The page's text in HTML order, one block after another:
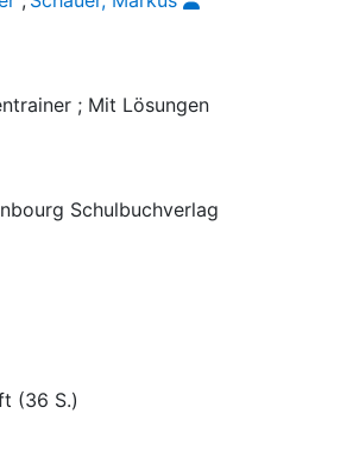
; Mit Lösungen
Schulbuchverlag
(36 S.)